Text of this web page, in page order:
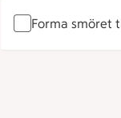
Forma smöret